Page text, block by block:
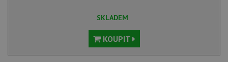
SKLADEM
KOUPIT